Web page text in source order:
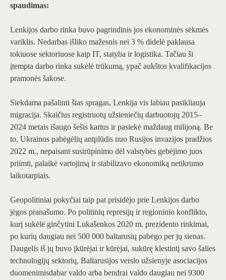
spaudimas:
Lenkijos darbo rinka buvo pagrindinis jos ekonominės sėkmės
variklis. Nedarbas išliko mažesnis nei 3 % didelė paklausa
tokiuose sektoriuose kaip IT, statyba ir logistika. Tačiau ši
įtempta darbo rinka sukėlė trūkumą, ypač aukštos kvalifikacijos
pramonės šakose.
Siekdama pašalinti šias spragas, Lenkija vis labiau pasikliauja
migracija. Skaičius registruotų užsieniečių darbuotojų 2015–
2024 metais išaugo šešis kartus ir pasiekė maždaug milijoną. Be
to, Ukrainos pabėgėlių antplūdis nuo Rusijos invazijos pradžios
2022 m., nepaisant susirūpinimo dėl valstybės gebėjimo juos
priimti, palaikė vartojimą ir stabilizavo ekonomiką netikrumo
laikotarpiais.
Geopolitiniai pokyčiai taip pat prisidėjo prie Lenkijos darbo
jėgos pranašumo. Po politinių represijų ir regioninio konflikto,
kurį sukėlė ginčytini Lukašenkos 2020 m. prezidento rinkimai,
po kurių daugiau nei 500 000 baltarusių pabėgo per jų sienas.
Daugelis iš jų buvo įkūrėjai ir kūrėjai, sukūrę klestintį savo šalies
technologijų sektorių, Baltarusijos verslo užsienyje asociacijos
duomenimisdabar valdo arba bendrai valdo daugiau nei 9300